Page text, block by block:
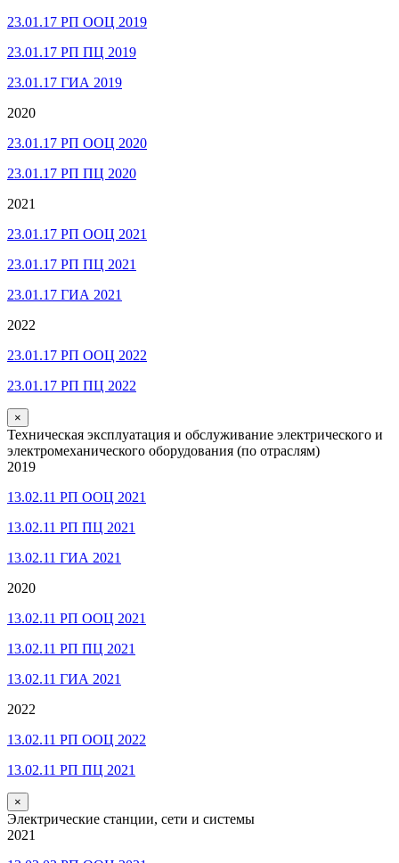
23.01.17 РП ООЦ 2019
23.01.17 РП ПЦ 2019
23.01.17 ГИА 2019
2020
23.01.17 РП ООЦ 2020
23.01.17 РП ПЦ 2020
2021
23.01.17 РП ООЦ 2021
23.01.17 РП ПЦ 2021
23.01.17 ГИА 2021
2022
23.01.17 РП ООЦ 2022
23.01.17 РП ПЦ 2022
×
Техническая эксплуатация и обслуживание электрического и
электромеханического оборудования (по отраслям)
2019
13.02.11 РП ООЦ 2021
13.02.11 РП ПЦ 2021
13.02.11 ГИА 2021
2020
13.02.11 РП ООЦ 2021
13.02.11 РП ПЦ 2021
13.02.11 ГИА 2021
2022
13.02.11 РП ООЦ 2022
13.02.11 РП ПЦ 2021
×
Электрические станции, сети и системы
2021